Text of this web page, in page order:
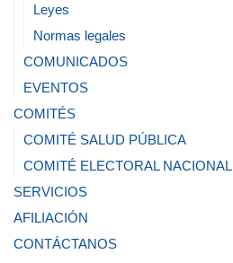
Leyes
Normas legales
COMUNICADOS
EVENTOS
COMITÉS
COMITÉ SALUD PÚBLICA
COMITÉ ELECTORAL NACIONAL
SERVICIOS
AFILIACIÓN
CONTÁCTANOS